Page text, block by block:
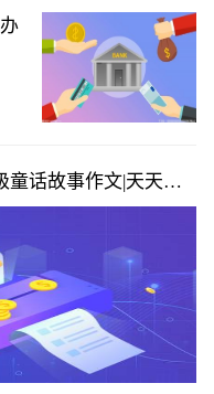
童话故事作文|天天播